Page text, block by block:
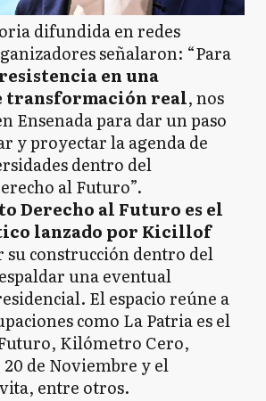
difundida en redes
señalaron: “Para
en una
transformación real, nos
Ensenada para dar un paso
y proyectar la agenda de
dentro del
al Futuro”.
Derecho al Futuro es el
lanzado por Kicillof
construcción dentro del
una eventual
El espacio reúne a
como La Patria es el
Kilómetro Cero,
de Noviembre y el
entre otros.